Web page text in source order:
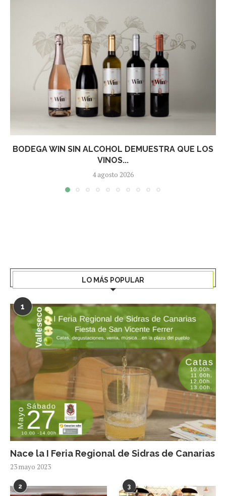
BODEGA WIN SIN ALCOHOL DEMUESTRA QUE LOS
VINOS...
4 agosto 2026
LO MÁS POPULAR
1
Nace la I Feria Regional de Sidras de Canarias
23 mayo 2023
2 3